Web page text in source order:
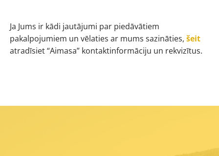
Ja Jums ir kādi jautājumi par piedāvātiem
pakalpojumiem un vēlaties ar mums sazināties, šeit
atradīsiet “Aimasa” kontaktinformāciju un rekvizītus.